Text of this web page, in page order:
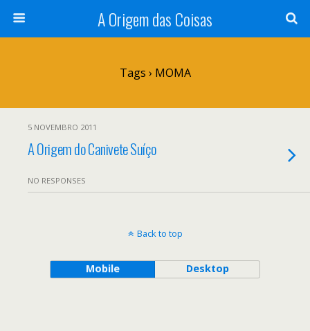
A Origem das Coisas
Tags › MOMA
5 NOVEMBRO 2011
A Origem do Canivete Suíço
NO RESPONSES
Back to top
Mobile Desktop